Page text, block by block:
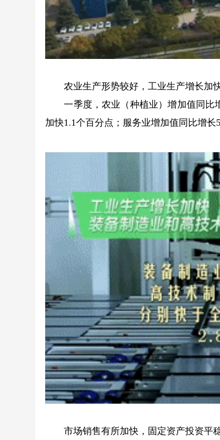
农业生产形势较好，工业生产增长加
一季度，农业（种植业）增加值同比
加快1.1个百分点；服务业增加值同比增长
市场销售有所加快，固定资产投资平